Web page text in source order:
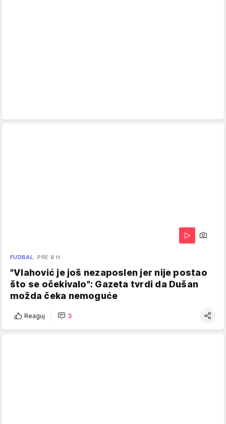
FUDBAL PRE 6 H
"Vlahović je još nezaposlen jer nije postao
što se očekivalo": Gazeta tvrdi da Dušan
možda čeka nemoguće
Reaguj 3